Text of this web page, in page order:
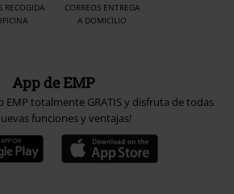
RECOGIDA
CORREOS ENTREGA
A DOMICILIO
App de EMP
EMP totalmente GRATIS y disfruta de todas
funciones y ventajas!